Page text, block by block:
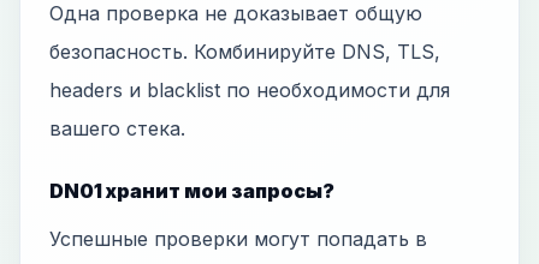
Одна проверка не доказывает общую
безопасность. Комбинируйте DNS, TLS,
headers и blacklist по необходимости для
вашего стека.
DN01 хранит мои запросы?
Успешные проверки могут попадать в